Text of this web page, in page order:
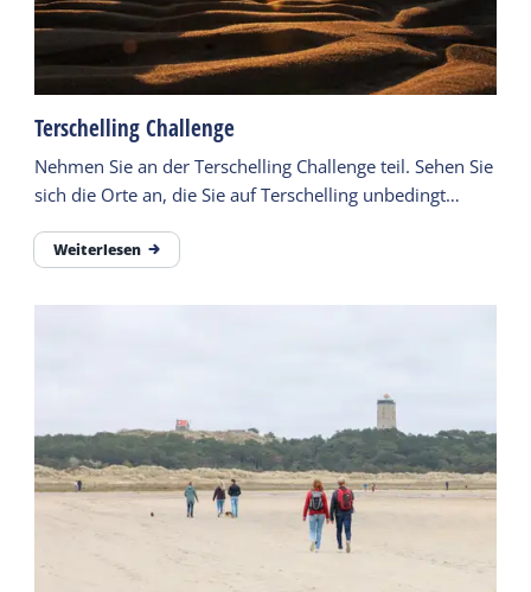
Terschelling Challenge
Nehmen Sie an der Terschelling Challenge teil. Sehen Sie
sich die Orte an, die Sie auf Terschelling unbedingt
Hashtag.
Weiterlesen